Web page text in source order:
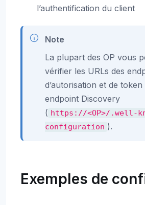
l’authentification du client
Note
La plupart des OP vous
vérifier les URLs des
d’autorisation et de token
endpoint Discovery
( https://<OP>/.well-
configuration ).
Exemples de